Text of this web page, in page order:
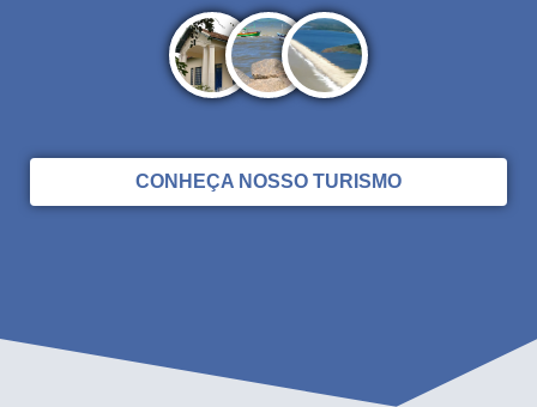
CONHEÇA NOSSO TURISMO